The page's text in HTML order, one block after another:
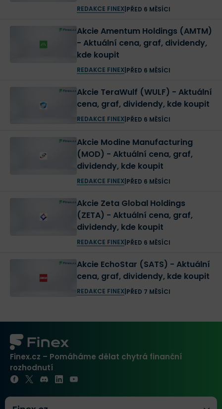
REDAKCE FINEX| PŘED 6 MĚSÍCI
Akcie Amentum Holdings (AMTM)
- Aktuální cena, graf, dividendy,
kde koupit
REDAKCE FINEX| PŘED 6 MĚSÍCI
Akcie TeraWulf (WULF) - Aktuální
cena, graf, dividendy, kde koupit
REDAKCE FINEX| PŘED 6 MĚSÍCI
Akcie Modine Manufacturing
(MOD) - Aktuální cena, graf,
dividendy, kde koupit
REDAKCE FINEX| PŘED 6 MĚSÍCI
Akcie Zeta Global Holdings
(ZETA) - Aktuální cena, graf,
dividendy, kde koupit
REDAKCE FINEX| PŘED 6 MĚSÍCI
Akcie EchoStar (SATS) - Aktuální
cena, graf, dividendy, kde koupit
REDAKCE FINEX| PŘED 7 MĚSÍCI
Finex.cz – Pomáháme dělat chytrá finanční
rozhodnutí